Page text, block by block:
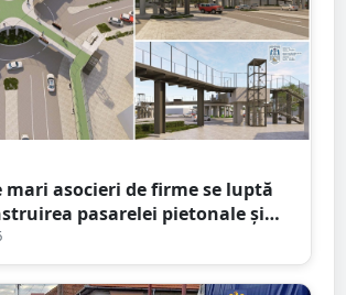
mari asocieri de firme se luptă
pasarelei pietonale și